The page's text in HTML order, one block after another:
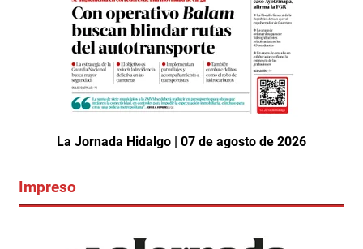
La Jornada Hidalgo | 07 de agosto de 2026
Impreso